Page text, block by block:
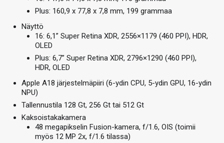
Plus: 160,9 x 77,8 x 7,8 mm, 199 grammaa
Näyttö
16: 6,1” Super Retina XDR, 2556×1179 (460 PPI), HDR,
OLED
Plus: 6,7” Super Retina XDR, 2796×1290 (460 PPI),
HDR, OLED
Apple A18 järjestelmäpiiri (6-ydin CPU, 5-ydin GPU, 16-ydin
NPU)
Tallennustila 128 Gt, 256 Gt tai 512 Gt
Kaksoistakakamera
48 megapikselin Fusion-kamera, f/1.6, OIS (toimii
myös 12 MP 2x, f/1.6 tilassa)